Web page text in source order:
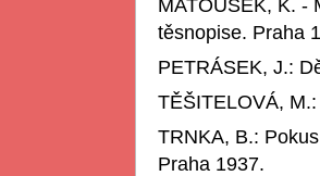
MATOUŠEK, K. -
těsnopise. Praha
PETRÁSEK, J.:
TĚŠITELOVÁ,
TRNKA, B.:
Praha 1937.